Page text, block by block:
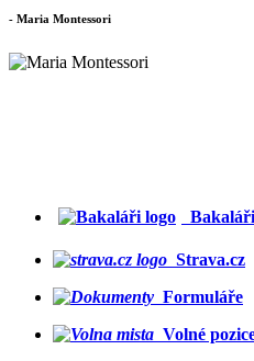
- Maria Montessori
Bakaláři
Strava.cz
Formuláře
Volné